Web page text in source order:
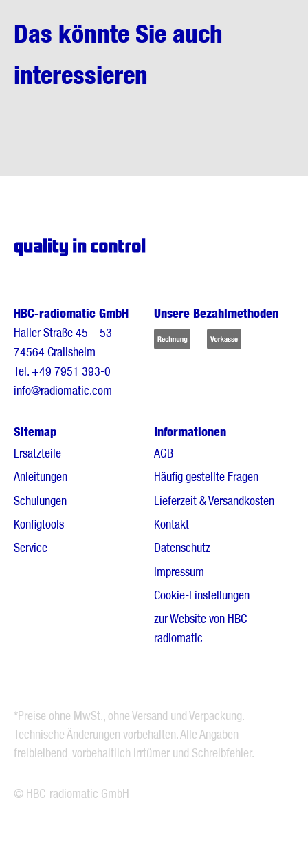
Das könnte Sie auch
interessieren
HBC-radiomatic GmbH
Haller Straße 45 – 53
74564 Crailsheim
Tel.+49 7951 393-0
info@radiomatic.com
Unsere Bezahlmethoden
Sitemap
Ersatzteile
Anleitungen
Schulungen
Konfigtools
Service
Informationen
AGB
Häufig gestellte Fragen
Lieferzeit & Versandkosten
Kontakt
Datenschutz
Impressum
Cookie-Einstellungen
zur Website von HBC-
radiomatic
*Preise ohne MwSt., ohne Versand und Verpackung.
Technische Änderungen vorbehalten. Alle Angaben
freibleibend, vorbehaltlich Irrtümer und Schreibfehler.
© HBC-radiomatic GmbH